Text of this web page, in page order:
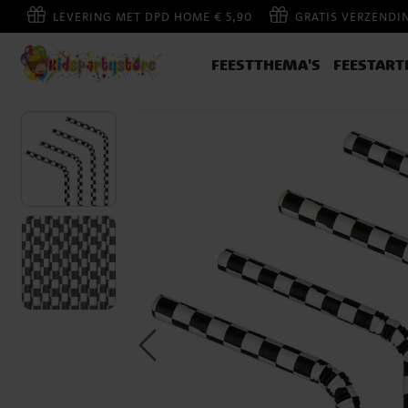
LEVERING MET DPD HOME € 5,90 GRATIS
FEESTTHEMA'S